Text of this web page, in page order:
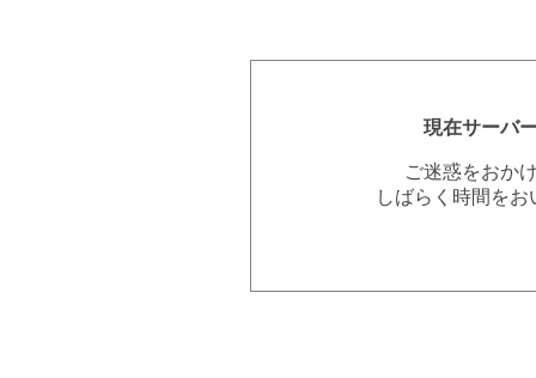
現在サーバ
ご迷惑をおか
しばらく時間を